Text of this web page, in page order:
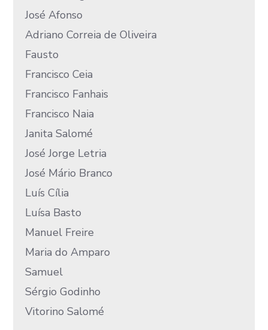
José Afonso
Adriano Correia de Oliveira
Fausto
Francisco Ceia
Francisco Fanhais
Francisco Naia
Janita Salomé
José Jorge Letria
José Mário Branco
Luís Cília
Luísa Basto
Manuel Freire
Maria do Amparo
Samuel
Sérgio Godinho
Vitorino Salomé